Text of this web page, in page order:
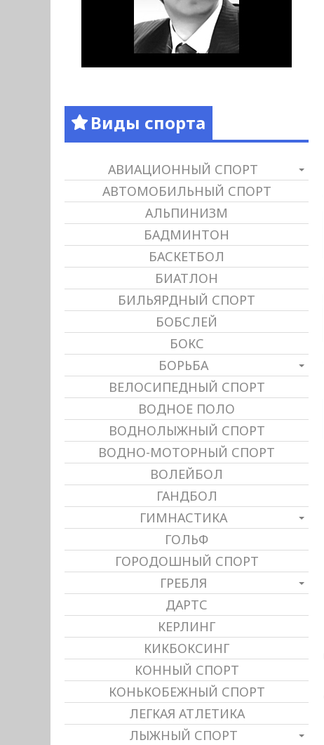
Виды спорта
АВИАЦИОННЫЙ СПОРТ
АВТОМОБИЛЬНЫЙ СПОРТ
АЛЬПИНИЗМ
БАДМИНТОН
БАСКЕТБОЛ
БИАТЛОН
БИЛЬЯРДНЫЙ СПОРТ
БОБСЛЕЙ
БОКС
БОРЬБА
ВЕЛОСИПЕДНЫЙ СПОРТ
ВОДНОЕ ПОЛО
ВОДНОЛЫЖНЫЙ СПОРТ
ВОДНО-МОТОРНЫЙ СПОРТ
ВОЛЕЙБОЛ
ГАНДБОЛ
ГИМНАСТИКА
ГОЛЬФ
ГОРОДОШНЫЙ СПОРТ
ГРЕБЛЯ
ДАРТС
КЕРЛИНГ
КИКБОКСИНГ
КОННЫЙ СПОРТ
КОНЬКОБЕЖНЫЙ СПОРТ
ЛЕГКАЯ АТЛЕТИКА
ЛЫЖНЫЙ СПОРТ